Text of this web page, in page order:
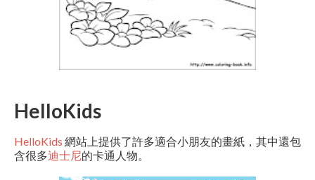
HelloKids
HelloKids 網站上提供了許多適合小朋友的畫紙，其中還包
含很多迪士尼的卡通人物。